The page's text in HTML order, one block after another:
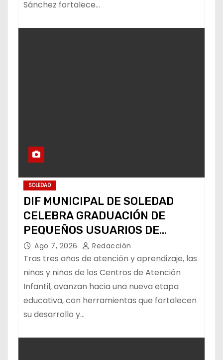
Sánchez fortalece…
SOLEDAD
DIF MUNICIPAL DE SOLEDAD
CELEBRA GRADUACIÓN DE
PEQUEÑOS USUARIOS DE
ESTANCIAS “CAPULLITOS 1 Y 2”
Ago 7, 2026 Redacción
Tras tres años de atención y aprendizaje, las
niñas y niños de los Centros de Atención
Infantil, avanzan hacia una nueva etapa
educativa, con herramientas que fortalecen
su desarrollo y…